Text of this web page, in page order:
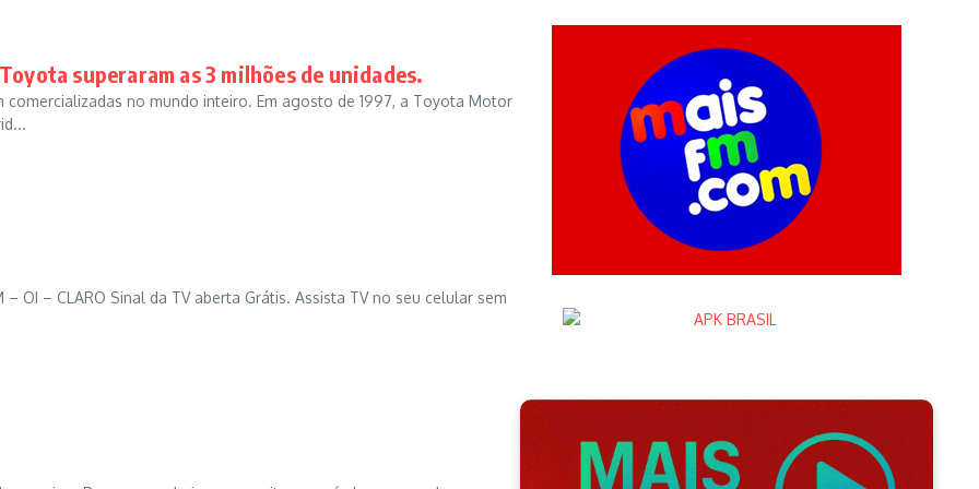
superaram as 3 milhões de unidades.
comercializadas no mundo inteiro. Em agosto de 1997, a Toyota Motor
OI – CLARO Sinal da TV aberta Grátis. Assista TV no seu celular sem